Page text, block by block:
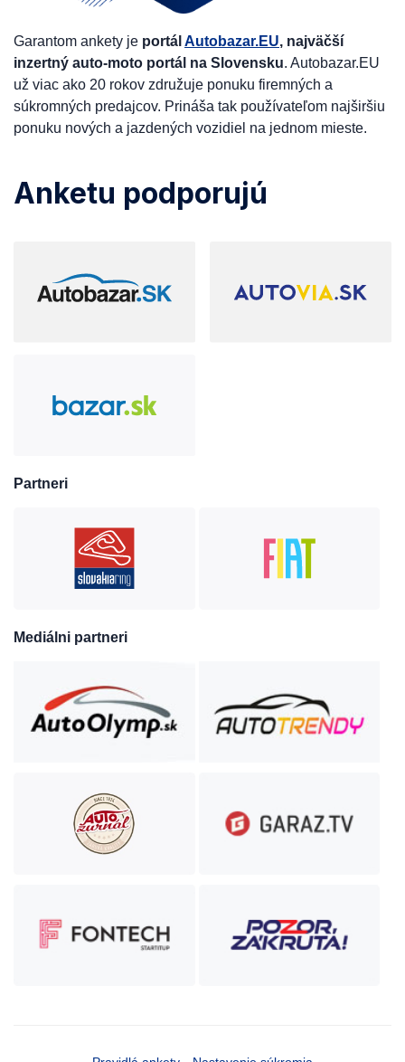
Garantom ankety je portál Autobazar.EU, najväčší
inzertný auto-moto portál na Slovensku. Autobazar.EU
už viac ako 20 rokov združuje ponuku firemných a
súkromných predajcov. Prináša tak používateľom najširšiu
ponuku nových a jazdených vozidiel na jednom mieste.
Anketu podporujú
Partneri
Mediálni partneri